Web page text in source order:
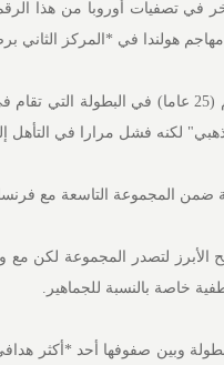
في تصفيات أوروبا من هذا
هولندا في *المركز ⁠الثاني
وتنهي مشاركة المهاجم (25 عاما) في
لكنه فشل مرارا في التأهل
التاسعة مع فرنسا، وصيفة بطل
لتصدر المجموعة ⁠لكن مع
خاصة بالنسبة للجماهير.
وبين صفوفها أحد *أكثر